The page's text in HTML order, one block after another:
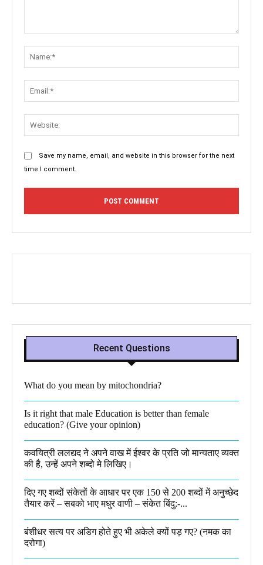
Save my name, email, and website in this browser for the next
time I comment.
Recent Questions
What do you mean by mitochondria?​
Is it right that male Education is better than female
education? (Give your opinion)
कवयित्री ललद्यद ने अपने वाख में ईश्वर के प्रति जो मान्यताए व्यक्त
की है, उन्हें अपने शब्दो मे लिखिए।
दिए गए शब्दों संकेतों के आधार पर एक 150 से 200 शब्दों में अनुच्छेद
तैयार करें – सबको भाए मधुर वाणी – संकेत बिंदु:-...
बंशीधर सत्य पर अडिग होते हुए भी अकेले क्यों पड़ गए? (नमक का
दरोगा)